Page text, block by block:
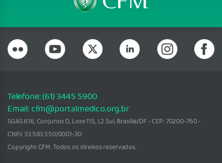
Telefone: (61) 3445 5900
Email: cfm@portalmedico.org.br
SGAS 616, Conjunto D, Lote 115, L2 Sul, Brasília/DF - CEP: 70200-760 -
CNPJ: 33.583.550/0001-30
Copyright CFM. Todos os direitos reservados.